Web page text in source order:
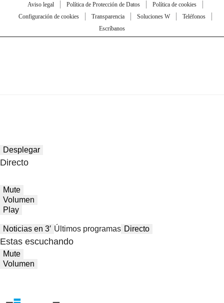
Aviso legal Política de Protección de Datos
Política de cookies
Configuración de cookies
Transparencia Soluciones W
Teléfonos
Escríbanos
Desplegar
Directo
Mute
Volumen
Play
Noticias en 3′ Últimos programas Directo
Estas escuchando
Mute
Volumen